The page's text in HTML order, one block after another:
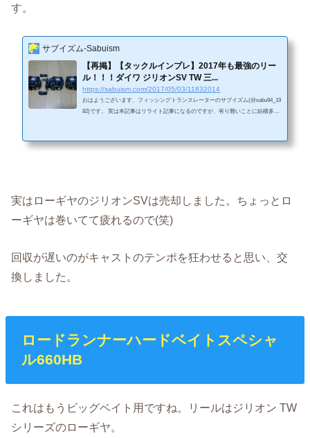
す。
サブイズム-Sabuism
【再掲】【タックルインプレ】2017年も最強のリー
ル！！！ダイワ ジリオンSV TW 三...
https://sabuism.com/2017/05/03/11832014
おはようございます、フィッシングトランスレーターのサブイズム(@sabu94_19
82)です。 実は本記事はリライト記事になるのですが、有り難いことに結構多く
実はローギヤのジリオンSVは売却しました。ちょっとロ
ーギヤは巻いてて疲れるので(笑)
回収が遅いのがキャストのテンポを狂わせると思い、交
換しました。
ロードランナーハードベイトスペシャ
ル660HB
これはもうビッグベイト用ですね。リールはジリオン TW
シリーズのローギヤ。